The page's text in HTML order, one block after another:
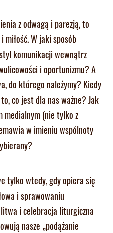
z odwagą i parezją, to
miłość. W jaki sposób
komunikacji wewnątrz
i oportunizmu? A
do którego należymy? Kiedy
co jest dla nas ważne? Jak
medialnym (nie tylko z
w imieniu wspólnoty
tylko wtedy, gdy opiera się
i sprawowaniu
i celebracja liturgiczna
nasze „podążanie